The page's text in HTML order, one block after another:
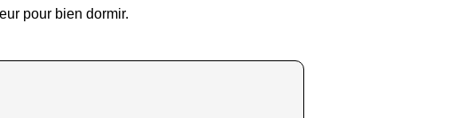
pour bien dormir.